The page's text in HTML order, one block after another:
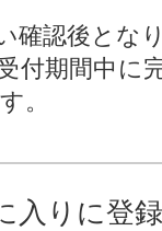
確認後とな
付期間中に
。
入りに登録